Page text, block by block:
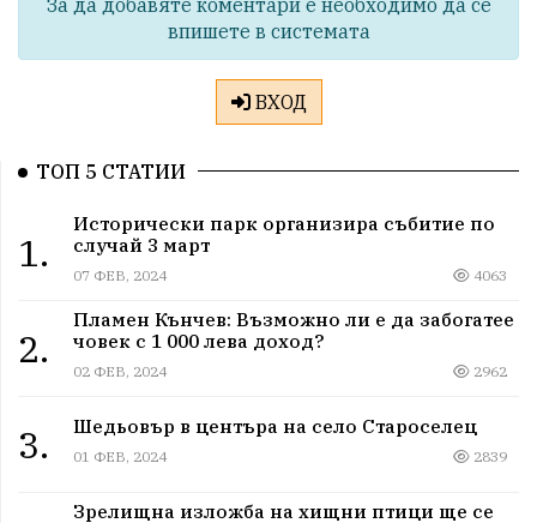
За да добавяте коментари е необходимо да се
впишете в системата
ВХОД
ТОП 5 СТАТИИ
1.
Исторически парк организира събитие по
случай 3 март
07 ФЕВ, 2024 4063
2.
Пламен Кънчев: Възможно ли е да забогатее
човек с 1 000 лева доход?
02 ФЕВ, 2024 2962
3. Шедьовър в центъра на село Староселец
01 ФЕВ, 2024 2839
Зрелищна изложба на хищни птици ще се